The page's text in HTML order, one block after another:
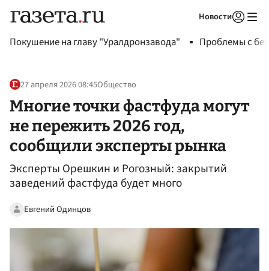
Новости
Покушение на главу "Уралдронзавода" Проблемы с
27 апреля 2026 08:45Общество
Многие точки фастфуда могут
не пережить 2026 год,
сообщили эксперты рынка
Эксперты Орешкин и Рогозный: закрытий
заведений фастфуда будет много
Евгений Одинцов